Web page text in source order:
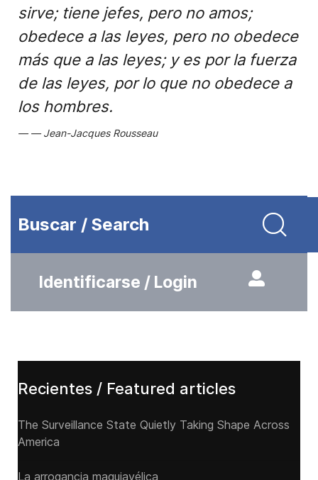
sirve; tiene jefes, pero no amos;
obedece a las leyes, pero no obedece
más que a las leyes; y es por la fuerza
de las leyes, por lo que no obedece a
los hombres.
Jean-Jacques Rousseau
Buscar / Search
Identificarse / Login
Recientes / Featured articles
The Surveillance State Quietly Taking Shape Across
America
La arrogancia maquiavélica